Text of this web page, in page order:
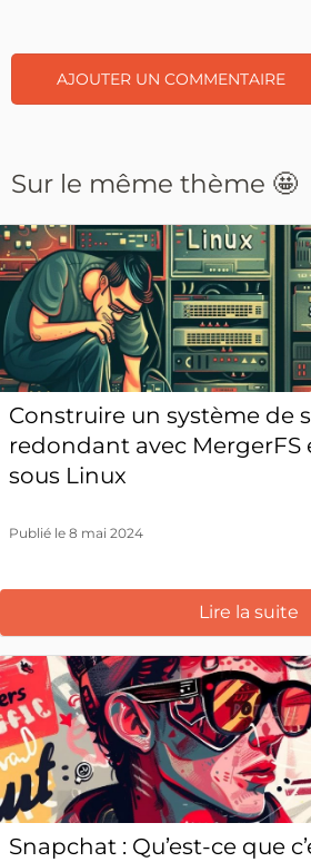
Sur le même thème 🤩
Construire un système de
redondant avec MergerFS
sous Linux
Publié le 8 mai 2024
Lire la suite
Snapchat : Qu’est-ce que